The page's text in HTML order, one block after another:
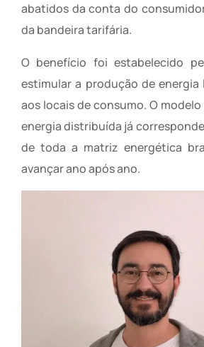
abatidos da conta do
da bandeira tarifária.
O benefício foi estabelecido
estimular a produção de energia
aos locais de consumo. O
energia distribuída já
de toda a matriz energética
avançar ano após ano.